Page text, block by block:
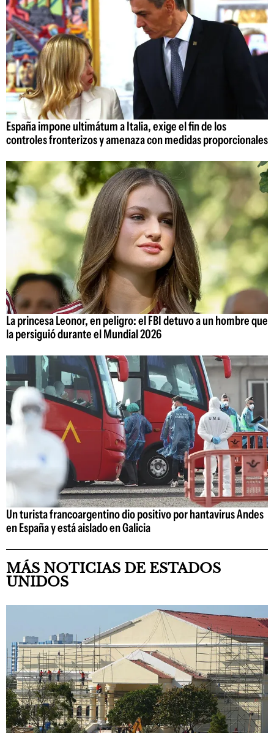
España impone ultimátum a Italia, exige el fin de los
controles fronterizos y amenaza con medidas proporcionales
La princesa Leonor, en peligro: el FBI detuvo a un hombre que
la persiguió durante el Mundial 2026
Un turista francoargentino dio positivo por hantavirus Andes
en España y está aislado en Galicia
MÁS NOTICIAS DE ESTADOS
UNIDOS